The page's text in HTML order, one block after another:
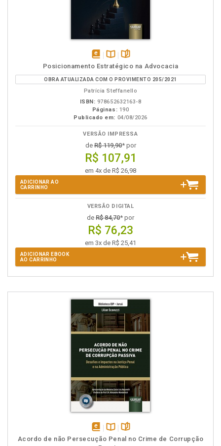
disponível
em
eBook
Disponível
na
B.V.
páginas
Posicionamento Estratégico na Advocacia
OBRA ATUALIZADA COM O PROVIMENTO 205/2021
Patrícia Steffanello
ISBN: 978652632163-8
Páginas: 190
Publicado em: 04/08/2026
VERSÃO IMPRESSA
deR$ 119,90* por
R$ 107,91
em 4x de R$ 26,98
ADICIONAR AO
CARRINHO
VERSÃO DIGITAL
de R$ 84,70* por
R$ 76,23
em 3x de R$ 25,41
ADICIONAR EBOOK
AO CARRINHO
disponívelDisponível
páginas
Acordo de não Persecução Penal no Crime de Corrupção